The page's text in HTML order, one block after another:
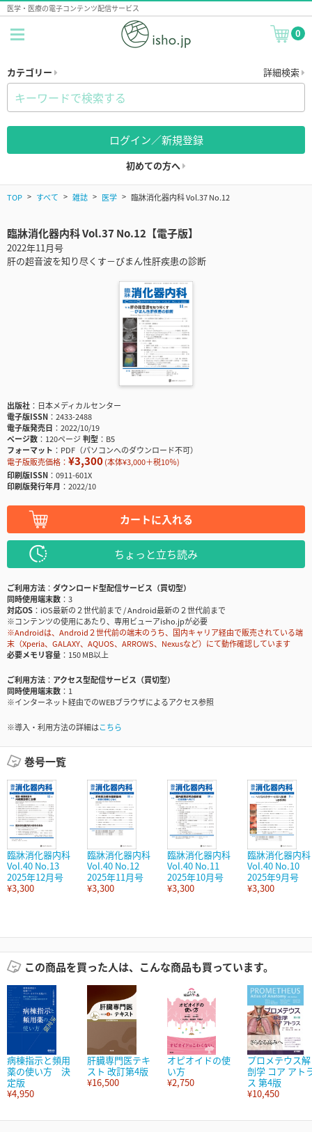
医学・医療の電子コンテンツ配信サービス
0
カテゴリー 詳細検索
ログイン／新規登録
初めての方へ
TOP すべて 雑誌 医学 臨牀消化器内科 Vol.37 No.12
臨牀消化器内科 Vol.37 No.12【電子版】
2022年11月号
肝の超音波を知り尽くす－びまん性肝疾患の診断
出版社
日本メディカルセンター
電子版ISSN
2433-2488
電子版発売日
2022/10/19
ページ数
120ページ判型
B5
フォーマット
PDF（パソコンへのダウンロード不可）
電子版販売価格： ¥3,300(本体¥3,000＋税10％)
印刷版ISSN
0911-601X
印刷版発行年月
2022/10
カートに入れる
ちょっと立ち読み
ご利用方法
ダウンロード型配信サービス（買切型）
同時使用端末数
3
対応OS
iOS最新の２世代前まで / Android最新の２世代前まで
※コンテンツの使用にあたり、専用ビューアisho.jpが必要
※Androidは、Android２世代前の端末のうち、国内キャリア経由で販売されている端
末（Xperia、GALAXY、AQUOS、ARROWS、Nexusなど）にて動作確認しています
必要メモリ容量
150 MB以上
ご利用方法
アクセス型配信サービス（買切型）
同時使用端末数
1
※インターネット経由でのWEBブラウザによるアクセス参照
※導入・利用方法の詳細はこちら
巻号一覧
臨牀消化器内科
Vol.40 No.13
2025年12月号
¥3,300
臨牀消化器内科
Vol.40 No.12
2025年11月号
¥3,300
臨牀消化器内科
Vol.40 No.11
2025年10月号
¥3,300
臨牀消化器内科
Vol.40 No.10
2025年9月号
¥3,300
この商品を買った人は、こんな商品も買っています。
病棟指示と頻用
薬の使い方 決
定版
¥4,950
肝臓専門医テキ
スト 改訂第4版
¥16,500
オピオイドの使
い方
¥2,750
プロメテウス解
剖学 コア アト
ス 第4版
¥10,450